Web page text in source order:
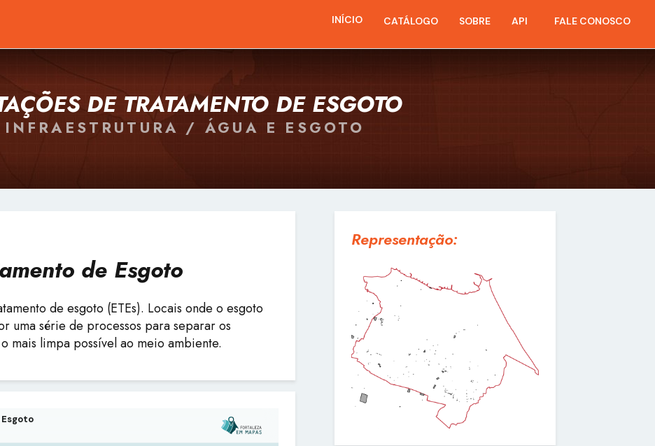
INÍCIO CATÁLOGO SOBRE API FALE CONOSCO
DE TRATAMENTO DE ESGOTO
INFRAESTRUTURA / ÁGUA E ESGOTO
de Esgoto
de esgoto (ETEs). Locais onde o esgoto
uma série de processos para separar os
mais limpa possível ao meio ambiente.
Representação: